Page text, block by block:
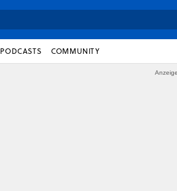
PODCASTS COMMUNITY